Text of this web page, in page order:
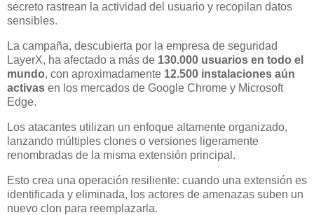
secreto rastrean la actividad del usuario y recopilan datos
sensibles.
La campaña, descubierta por la empresa de seguridad
LayerX, ha afectado a más de 130.000 usuarios en todo el
mundo, con aproximadamente 12.500 instalaciones aún
activas en los mercados de Google Chrome y Microsoft
Edge.
Los atacantes utilizan un enfoque altamente organizado,
lanzando múltiples clones o versiones ligeramente
renombradas de la misma extensión principal.
Esto crea una operación resiliente: cuando una extensión es
identificada y eliminada, los actores de amenazas suben un
nuevo clon para reemplazarla.